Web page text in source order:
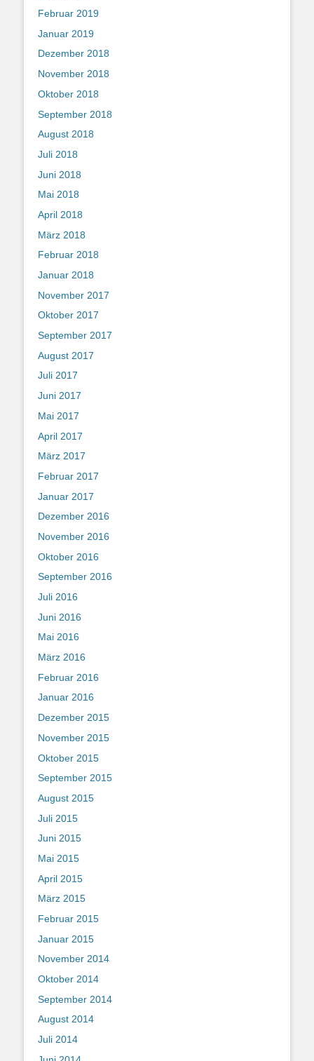
Februar 2019
Januar 2019
Dezember 2018
November 2018
Oktober 2018
September 2018
August 2018
Juli 2018
Juni 2018
Mai 2018
April 2018
März 2018
Februar 2018
Januar 2018
November 2017
Oktober 2017
September 2017
August 2017
Juli 2017
Juni 2017
Mai 2017
April 2017
März 2017
Februar 2017
Januar 2017
Dezember 2016
November 2016
Oktober 2016
September 2016
Juli 2016
Juni 2016
Mai 2016
März 2016
Februar 2016
Januar 2016
Dezember 2015
November 2015
Oktober 2015
September 2015
August 2015
Juli 2015
Juni 2015
Mai 2015
April 2015
März 2015
Februar 2015
Januar 2015
November 2014
Oktober 2014
September 2014
August 2014
Juli 2014